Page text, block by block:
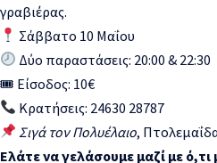
γραβιέρας.
Σάββατο 10 Μαΐου
Δύο παραστάσεις: 20:00 & 22:30
🎟 Είσοδος: 10€
Κρατήσεις: 24630 28787
Σιγά τον Πολυέλαιο,
Ελάτε να γελάσουμε μαζί με ό,τι